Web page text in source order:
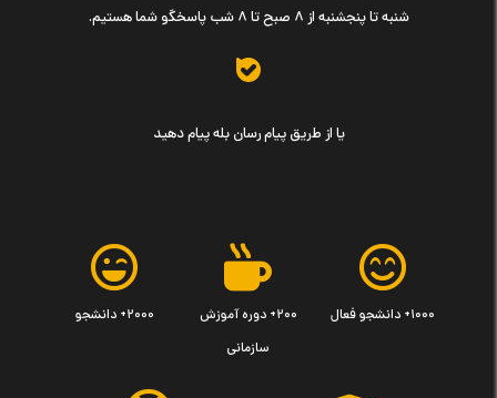
شنبه تا پنجشنبه از ۸ صبح تا ۸ شب پاسخگو شما هستیم.
یا از طریق پیام رسان بله پیام دهید
۱۰۰۰+ دانشجو فعال
۲۰۰+ دوره آموزش
سازمانی
۲۰۰۰+ دانشجو